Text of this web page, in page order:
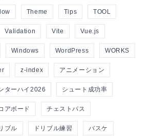
Theme Tips TOOL
Validation Vite Vue.js
Windows WordPress WORKS
z-index アニメーション
ターハイ2026 シュート成功率
アボード チェストパス
ブル ドリブル練習 バスケ